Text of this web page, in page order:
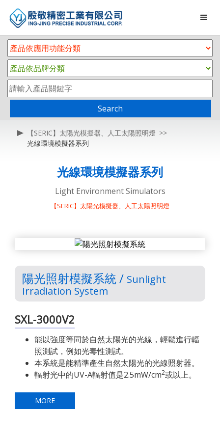
Search
【SERIC】太陽光模擬器、人工太陽照明燈
光線環境模擬器系列
光線環境模擬器系列
Light Environment Simulators
【SERIC】太陽光模擬器、人工太陽照明燈
陽光照射模擬系統 / Sunlight
Irradiation System
SXL-3000V2
能以強度等同於自然太陽光的光線，輕鬆進行輻
照測試，例如光毒性測試。
本系統是能精準產生自然太陽光的光線照射器。
輻射光中的UV-A輻射值是2.5mW/cm2或以上。
MORE